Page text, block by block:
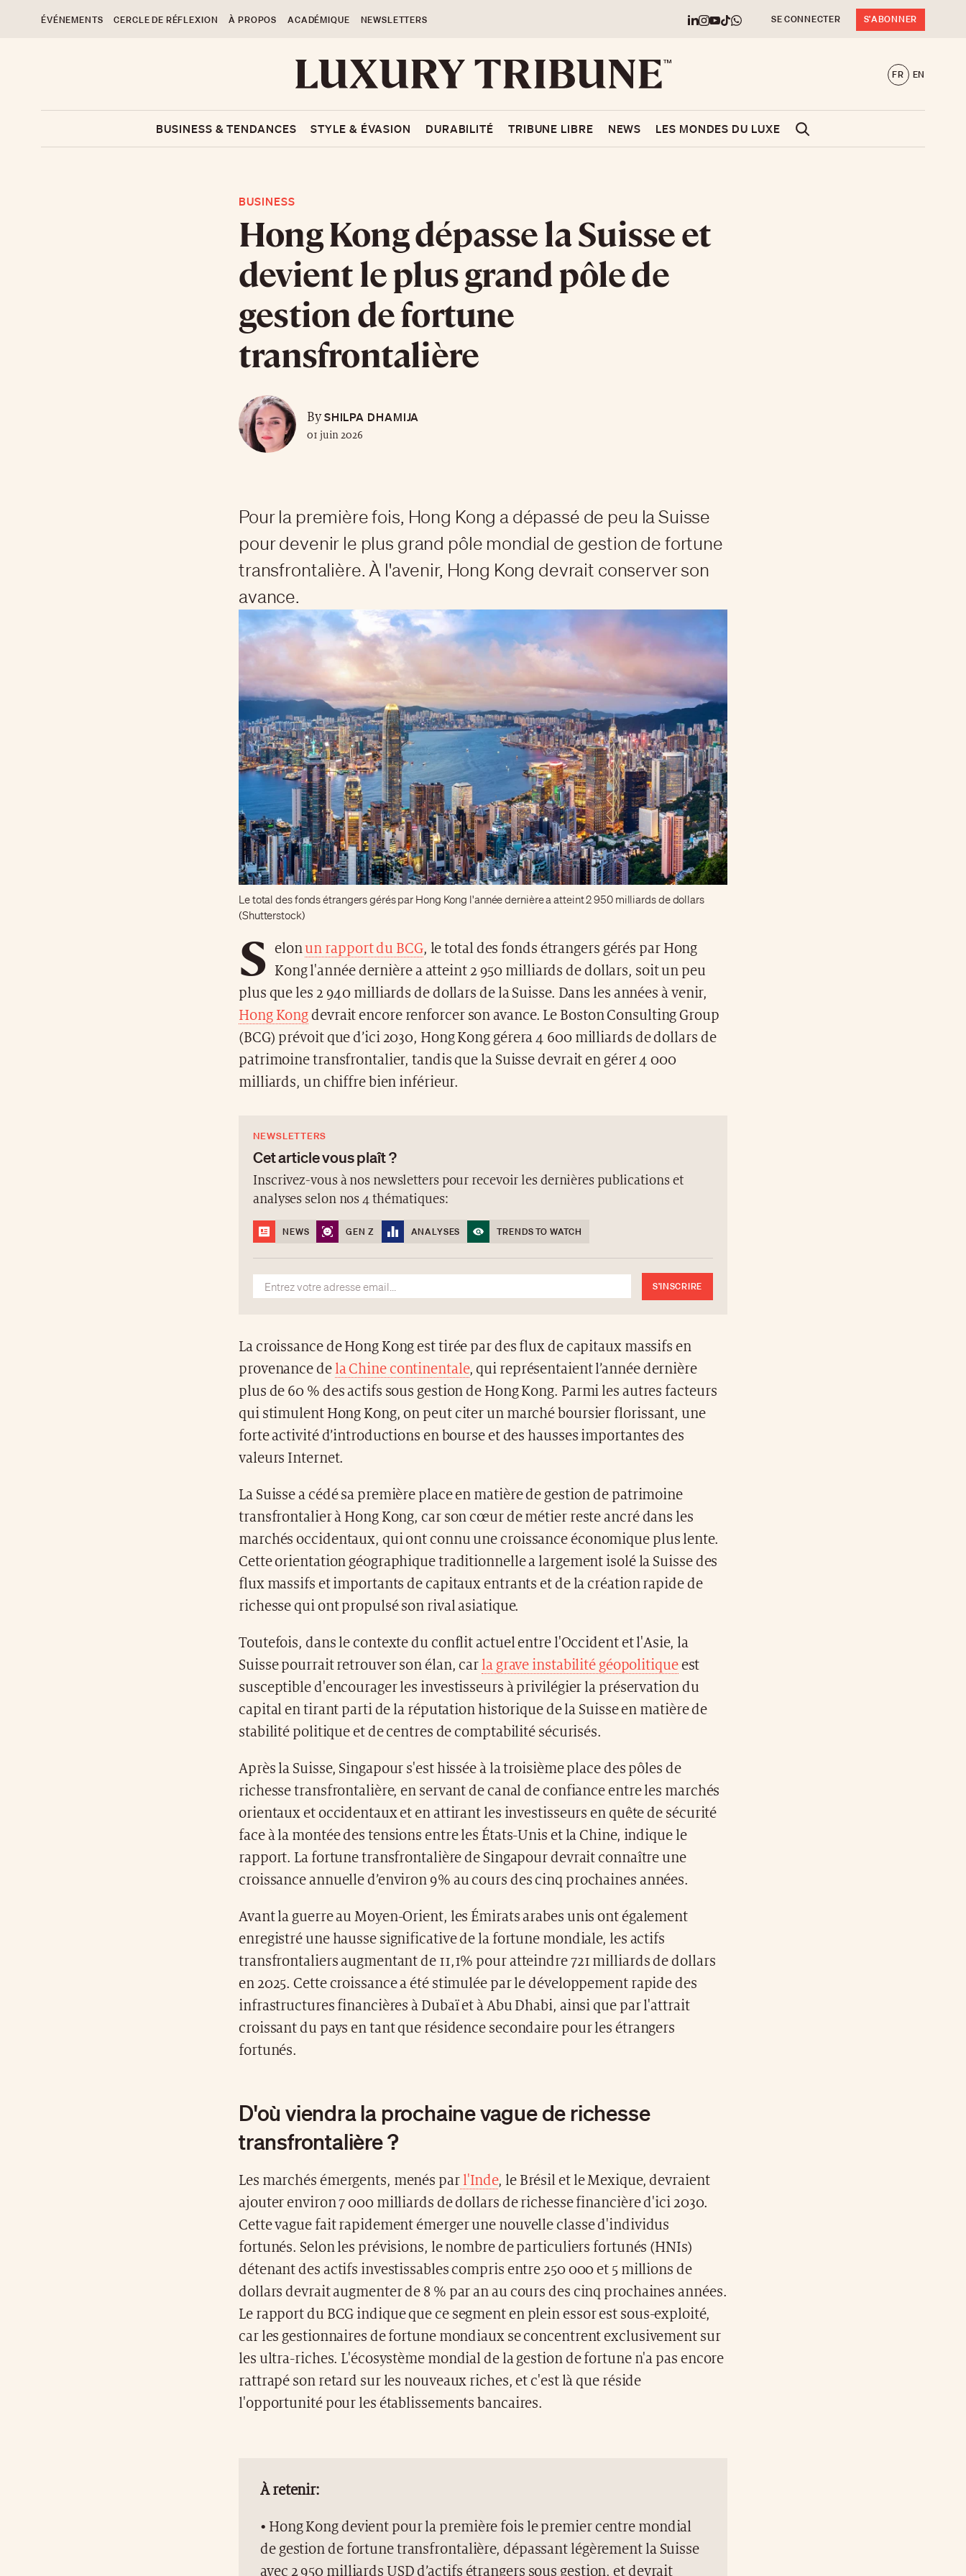
ÉVÉNEMENTS CERCLE DE RÉFLEXION À PROPOS ACADÉMIQUE NEWSLETTERS SE CONNECTER S'ABONNER
FR EN
BUSINESS & TENDANCES STYLE & ÉVASION DURABILITÉ TRIBUNE LIBRE NEWS LES MONDES DU LUXE
BUSINESS
Hong Kong dépasse la Suisse et
devient le plus grand pôle de
gestion de fortune
transfrontalière
BySHILPA DHAMIJA
01 juin 2026
Pour la première fois, Hong Kong a dépassé de peu la Suisse
pour devenir le plus grand pôle mondial de gestion de fortune
transfrontalière. À l'avenir, Hong Kong devrait conserver son
avance.
Le total des fonds étrangers gérés par Hong Kong l'année dernière a atteint 2 950 milliards de dollars
(Shutterstock)
S elonun rapport du BCG, le total des fonds étrangers gérés par Hong
Kong l'année dernière a atteint 2 950 milliards de dollars, soit un peu
plus que les 2 940 milliards de dollars de la Suisse. Dans les années à venir,
Hong Kong devrait encore renforcer son avance. Le Boston Consulting Group
(BCG) prévoit que d’ici 2030, Hong Kong gérera 4 600 milliards de dollars de
patrimoine transfrontalier, tandis que la Suisse devrait en gérer 4 000
milliards, un chiffre bien inférieur.
NEWSLETTERS
Cet article vous plaît ?
Inscrivez-vous à nos newsletters pour recevoir les dernières publications et
analyses selon nos 4 thématiques:
NEWS GEN Z ANALYSES TRENDS TO WATCH
S'INSCRIRE
La croissance de Hong Kong est tirée par des flux de capitaux massifs en
provenance de la Chine continentale, qui représentaient l’année dernière
plus de 60 % des actifs sous gestion de Hong Kong. Parmi les autres facteurs
qui stimulent Hong Kong, on peut citer un marché boursier florissant, une
forte activité d’introductions en bourse et des hausses importantes des
valeurs Internet.
La Suisse a cédé sa première place en matière de gestion de patrimoine
transfrontalier à Hong Kong, car son cœur de métier reste ancré dans les
marchés occidentaux, qui ont connu une croissance économique plus lente.
Cette orientation géographique traditionnelle a largement isolé la Suisse des
flux massifs et importants de capitaux entrants et de la création rapide de
richesse qui ont propulsé son rival asiatique.
Toutefois, dans le contexte du conflit actuel entre l'Occident et l'Asie, la
Suisse pourrait retrouver son élan, car la grave instabilité géopolitiqueest
susceptible d'encourager les investisseurs à privilégier la préservation du
capital en tirant parti de la réputation historique de la Suisse en matière de
stabilité politique et de centres de comptabilité sécurisés.
Après la Suisse, Singapour s'est hissée à la troisième place des pôles de
richesse transfrontalière, en servant de canal de confiance entre les marchés
orientaux et occidentaux et en attirant les investisseurs en quête de sécurité
face à la montée des tensions entre les États-Unis et la Chine, indique le
rapport. La fortune transfrontalière de Singapour devrait connaître une
croissance annuelle d’environ 9% au cours des cinq prochaines années.
Avant la guerre au Moyen-Orient, les Émirats arabes unis ont également
enregistré une hausse significative de la fortune mondiale, les actifs
transfrontaliers augmentant de 11,1% pour atteindre 721 milliards de dollars
en 2025. Cette croissance a été stimulée par le développement rapide des
infrastructures financières à Dubaï et à Abu Dhabi, ainsi que par l'attrait
croissant du pays en tant que résidence secondaire pour les étrangers
fortunés.
D'où viendra la prochaine vague de richesse
transfrontalière ?
Les marchés émergents, menés parl'Inde, le Brésil et le Mexique, devraient
ajouter environ 7 000 milliards de dollars de richesse financière d'ici 2030.
Cette vague fait rapidement émerger une nouvelle classe d'individus
fortunés. Selon les prévisions, le nombre de particuliers fortunés (HNIs)
détenant des actifs investissables compris entre 250 000 et 5 millions de
dollars devrait augmenter de 8 % par an au cours des cinq prochaines années.
Le rapport du BCG indique que ce segment en plein essor est sous-exploité,
car les gestionnaires de fortune mondiaux se concentrent exclusivement sur
les ultra-riches. L'écosystème mondial de la gestion de fortune n'a pas encore
rattrapé son retard sur les nouveaux riches, et c'est là que réside
l'opportunité pour les établissements bancaires.
À retenir:
• Hong Kong devient pour la première fois le premier centre mondial
de gestion de fortune transfrontalière, dépassant légèrement la Suisse
avec 2 950 milliards USD d’actifs étrangers sous gestion, et devrait